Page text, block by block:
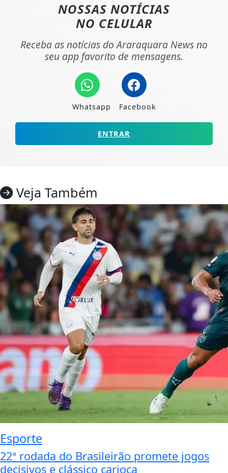
NOSSAS NOTÍCIAS
NO CELULAR
Receba as notícias do Araraquara News no
seu app favorito de mensagens.
Whatsapp Facebook
ENTRAR
Veja Também
Esporte
22ª rodada do Brasileirão promete jogos
decisivos e clássico carioca